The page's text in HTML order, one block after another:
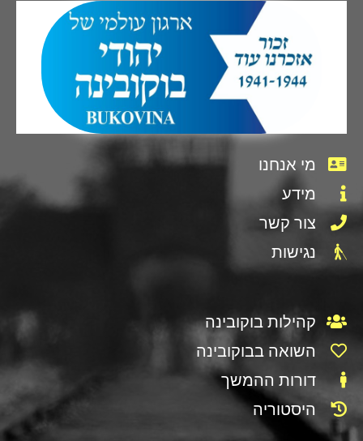
מי אנחנו
מידע
צור קשר
נגישות
קהילות בוקובינה
השואה בבוקובינה
דורות ההמשך
היסטוריה